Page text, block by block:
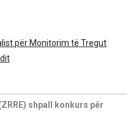
për Monitorim të Tregut
shpall konkurs për